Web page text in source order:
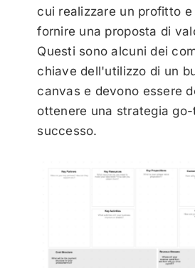
cui realizzare un profitto e
fornire una proposta di
Questi sono alcuni dei
chiave dell'utilizzo di un
canvas e devono essere
ottenere una strategia
successo.